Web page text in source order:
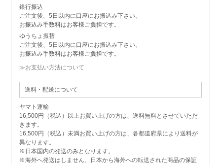
銀行振込
ご注文後、5日以内に口座にお振込み下さい。
お振込み手数料はお客様ご負担です。
ゆうちょ振替
ご注文後、5日以内に口座にお振込み下さい。
お振込み手数料はお客様ご負担です。
≫お支払い方法について
送料・配送について
ヤマト運輸
16,500円（税込）以上お買い上げの方は、送料無料とさせていただ
きます。
16,500円（税込）未満お買い上げの方は、各都道府県により送料が
異なります。
※日本国内の発送のみとなります。
※海外へ発送はしません。日本から海外への転送された商品の保証